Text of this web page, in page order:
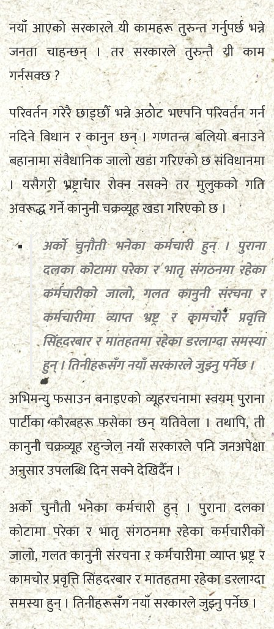
नयाँ आएको सरकारले यी कामहरू तुरुन्त गर्नुपर्छ भन्ने
जनता चाहन्छन् । तर सरकारले तुरुन्तै यी काम
गर्नसक्छ ?
परिवर्तन गरेरै छाड्छौँ भन्ने अठोट भएपनि परिवर्तन गर्न
नदिने विधान र कानुन छन् । गणतन्त्र बलियो बनाउने
बहानामा संवैधानिक जालो खडा गरिएको छ संविधानमा
। यसैगरी भ्रष्ट्राचार रोक्न नसक्ने तर मुलुकको गति
अवरूद्ध गर्ने कानुनी चक्रव्यूह खडा गरिएको छ ।
अर्को चुनौती भनेका कर्मचारी हुन् । पुराना
दलका कोटामा परेका र भातृ संगठनमा रहेका
कर्मचारीको जालो, गलत कानुनी संरचना र
कर्मचारीमा व्याप्त भ्रष्ट्र र कामचोर प्रवृत्ति
सिंहदरबार र मातहतमा रहेका डरलाग्दा समस्या
हुन् । तिनीहरूसँग नयाँ सरकारले जुझ्नु पर्नेछ ।
अभिमन्यु फसाउन बनाइएको व्यूहरचनामा स्वयम् पुराना
पार्टीका कौरबहरू फसेका छन् यतिवेला । तथापि, ती
कानुनी चक्रव्यूह रहुन्जेल नयाँ सरकारले पनि जनअपेक्षा
अनुसार उपलब्धि दिन सक्ने देखिदैँन ।
अर्को चुनौती भनेका कर्मचारी हुन् । पुराना दलका
कोटामा परेका र भातृ संगठनमा रहेका कर्मचारीको
जालो, गलत कानुनी संरचना र कर्मचारीमा व्याप्त भ्रष्ट्र र
कामचोर प्रवृत्ति सिंहदरबार र मातहतमा रहेका डरलाग्दा
समस्या हुन् । तिनीहरूसँग नयाँ सरकारले जुझ्नु पर्नेछ ।